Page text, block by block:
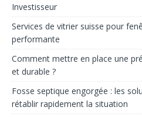
Investisseur
Services de vitrier suisse pour
performante
Comment mettre en place une
et durable ?
Fosse septique engorgée : les
rétablir rapidement la situation